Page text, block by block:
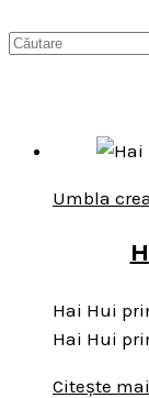
Umbla
Hai Hui
Hai Hui
Citește